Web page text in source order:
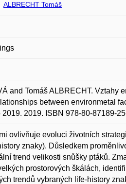
ALBRECHT Tomáš
and Tomáš ALBRECHT. Vztahy
between environmetal
2019. ISBN 978-80-87189-
ovlivňuje evoluci životních
znaky). Důsledkem
trend velikosti snůšky ptáků.
prostorových škálách,
trendů vybraných life-history